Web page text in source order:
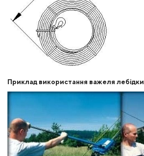
Приклад використання важеля лебідки